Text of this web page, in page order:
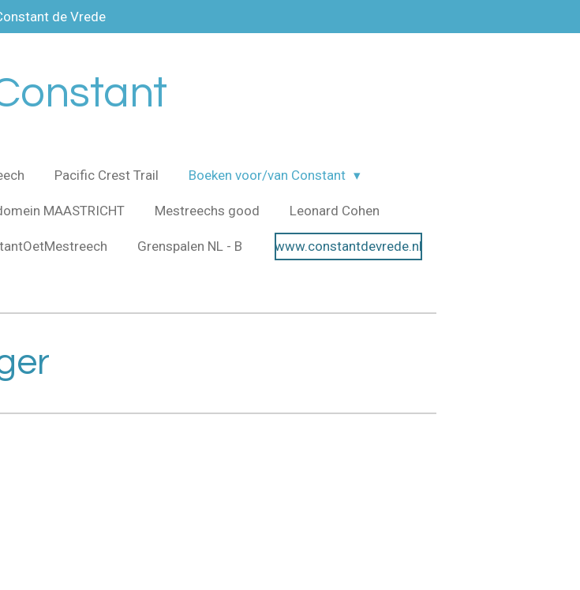
de Vrede
Pacific Crest Trail Boeken voor/van Constant
MAASTRICHT Mestreechs good Leonard Cohen
Grenspalen NL - B www.constantdevrede.nl